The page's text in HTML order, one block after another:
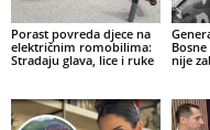
Porast povreda djece na
električnim romobilima:
Stradaju glava, lice i ruke
nije